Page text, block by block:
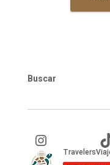
Buscar
Instagram TikTok